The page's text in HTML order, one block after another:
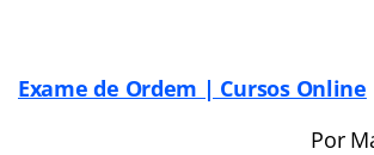
Exame de Ordem | Cursos Online
Por